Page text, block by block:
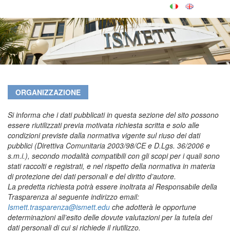
ORGANIZZAZIONE
Si informa che i dati pubblicati in questa sezione del sito possono
essere riutilizzati previa motivata richiesta scritta e solo alle
condizioni previste dalla normativa vigente sul riuso dei dati
pubblici (Direttiva Comunitaria 2003/98/CE e D.Lgs. 36/2006 e
s.m.i.), secondo modalità compatibili con gli scopi per i quali sono
stati raccolti e registrati, e nel rispetto della normativa in materia
di protezione dei dati personali e del diritto d’autore.
La predetta richiesta potrà essere inoltrata al Responsabile della
Trasparenza al seguente indirizzo email:
Ismett.trasparenza@ismett.edu che adotterà le opportune
determinazioni all’esito delle dovute valutazioni per la tutela dei
dati personali di cui si richiede il riutilizzo.